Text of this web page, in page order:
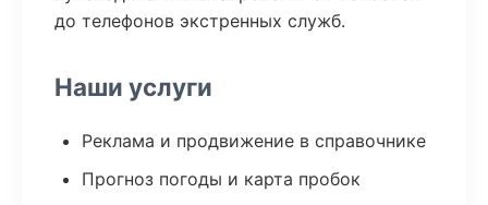
до телефонов экстренных служб.
Наши услуги
Реклама и продвижение в справочнике
Прогноз погоды и карта пробок